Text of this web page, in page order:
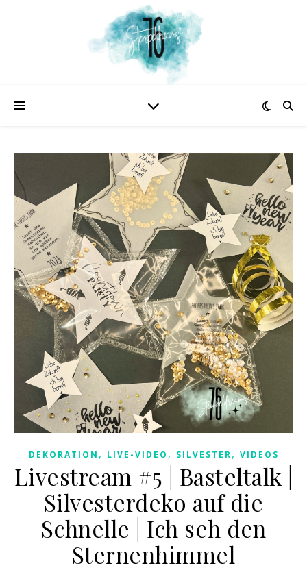
DEKORATION , LIVE-VIDEO , SILVESTER, VIDEOS
Livestream #5 | Basteltalk |
Silvesterdeko auf die
Schnelle | Ich seh den
Sternenhimmel